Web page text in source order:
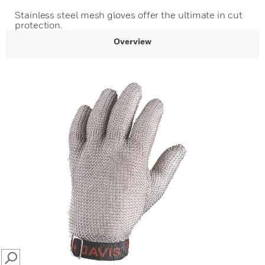
Stainless steel mesh gloves offer the ultimate in cut
protection.
Overview
SEARCH